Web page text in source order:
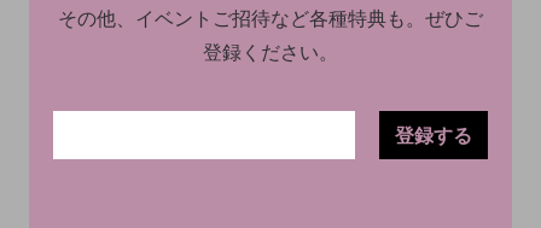
NEWS
その他、イベントご招待など各種特典も。ぜひご
登録ください。
登録する